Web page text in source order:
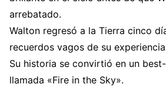
arrebatado.
Walton regresó a la Tierra cinco
recuerdos vagos de su
Su historia se convirtió en un
llamada «Fire in the Sky».